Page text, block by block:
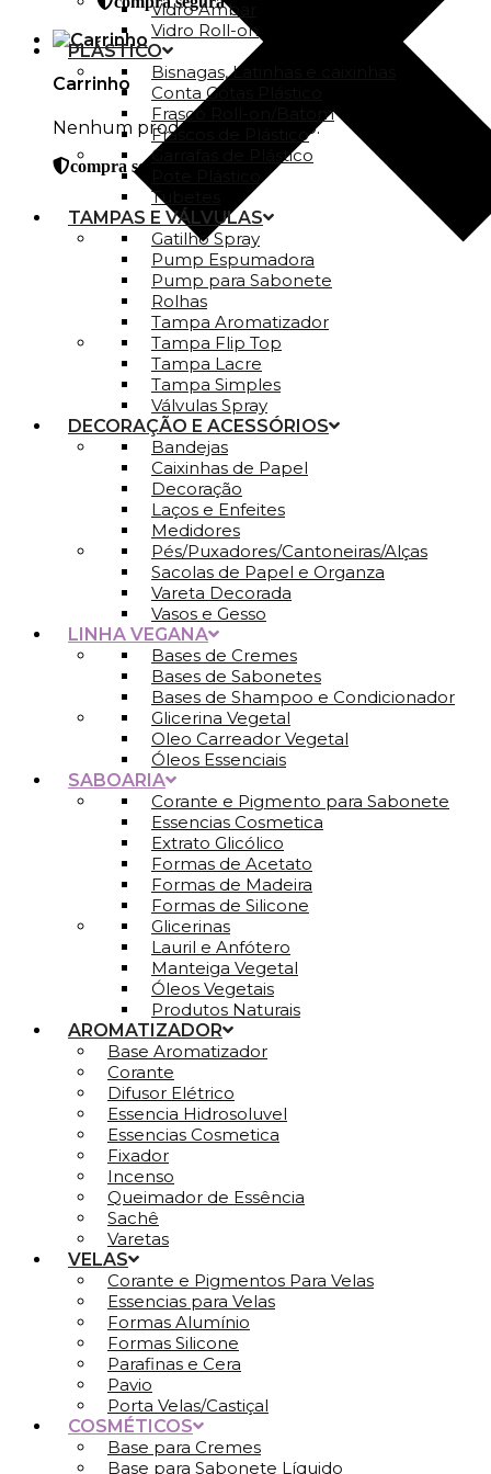
Carrinho
Nenhum produto no carrinho.
compra segura
Vidro Ambar
Vidro Roll-on
PLÁSTICO
Bisnagas, Latinhas e caixinhas
Conta Gotas Plástico
Frasco Roll-on/Batom
Frascos de Plástico
Garrafas de Plástico
Tubetes
TAMPAS E VÁLVULAS
Gatilho Spray
Pump Espumadora
Pump para Sabonete
Rolhas
Tampa Aromatizador
Tampa Flip Top
Tampa Lacre
Tampa Simples
Válvulas Spray
DECORAÇÃO E ACESSÓRIOS
Bandejas
Caixinhas de Papel
Decoração
Laços e Enfeites
Medidores
Pés/Puxadores/Cantoneiras/Alças
Sacolas de Papel e Organza
Vareta Decorada
Vasos e Gesso
LINHA VEGANA
Bases de Cremes
Bases de Sabonetes
Bases de Shampoo e Condicionador
Glicerina Vegetal
Oleo Carreador Vegetal
Óleos Essenciais
SABOARIA
Corante e Pigmento para Sabonete
Essencias Cosmetica
Extrato Glicólico
Formas de Acetato
Formas de Madeira
Formas de Silicone
Glicerinas
Lauril e Anfótero
Manteiga Vegetal
Óleos Vegetais
Produtos Naturais
AROMATIZADOR
Base Aromatizador
Corante
Difusor Elétrico
Essencia Hidrosoluvel
Essencias Cosmetica
Fixador
Incenso
Queimador de Essência
Sachê
Varetas
VELAS
Corante e Pigmentos Para Velas
Essencias para Velas
Formas Alumínio
Formas Silicone
Parafinas e Cera
Pavio
Porta Velas/Castiçal
COSMÉTICOS
Base para Cremes
Base para Sabonete Líquido